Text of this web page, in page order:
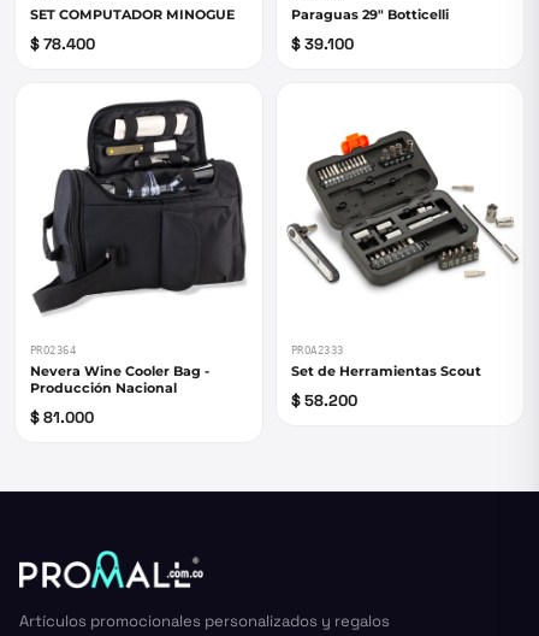
SET COMPUTADOR MINOGUE
$ 78.400
Paraguas 29" Botticelli
$ 39.100
PRO2364
Nevera Wine Cooler Bag -
Producción Nacional
$ 81.000
PROA2333
Set de Herramientas Scout
$ 58.200
Artículos promocionales personalizados y regalos